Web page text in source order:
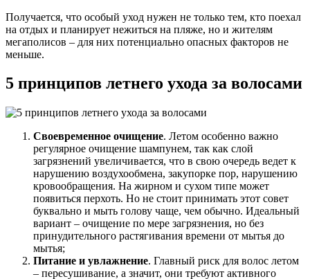
Получается, что особый уход нужен не только тем, кто поехал
на отдых и планирует нежиться на пляже, но и жителям
мегаполисов – для них потенциально опасных факторов не
меньше.
5 принципов летнего ухода за волосами
Своевременное очищение. Летом особенно важно
регулярное очищение шампунем, так как слой
загрязнений увеличивается, что в свою очередь ведет к
нарушению воздухообмена, закупорке пор, нарушению
кровообращения. На жирном и сухом типе может
появиться перхоть. Но не стоит принимать этот совет
буквально и мыть голову чаще, чем обычно. Идеальный
вариант – очищение по мере загрязнения, но без
принудительного растягивания времени от мытья до
мытья;
Питание и увлажнение. Главный риск для волос летом
– пересушивание, а значит, они требуют активного